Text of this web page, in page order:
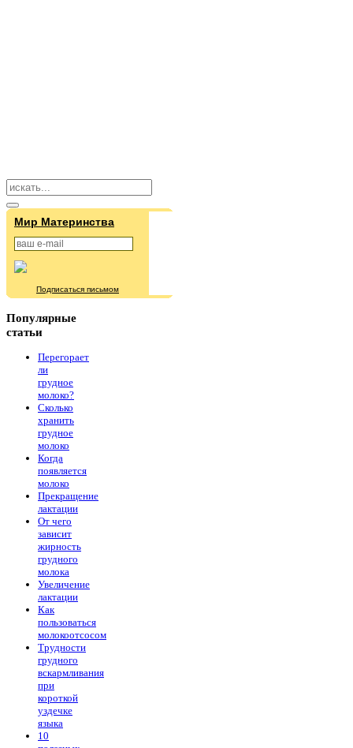
Мир Материнства
Подписаться письмом
Популярные
статьи
Перегорает
ли
грудное
молоко?
Сколько
хранить
грудное
молоко
Когда
появляется
молоко
Прекращение
лактации
От чего
зависит
жирность
грудного
молока
Увеличение
лактации
Как
пользоваться
молокоотсосом
Трудности
грудного
вскармливания
при
короткой
уздечке
языка
10